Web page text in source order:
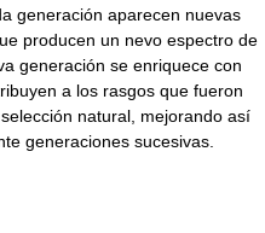
generación aparecen nuevas
producen un nevo espectro de
generación se enriquece con
a los rasgos que fueron
natural, mejorando así
generaciones sucesivas.